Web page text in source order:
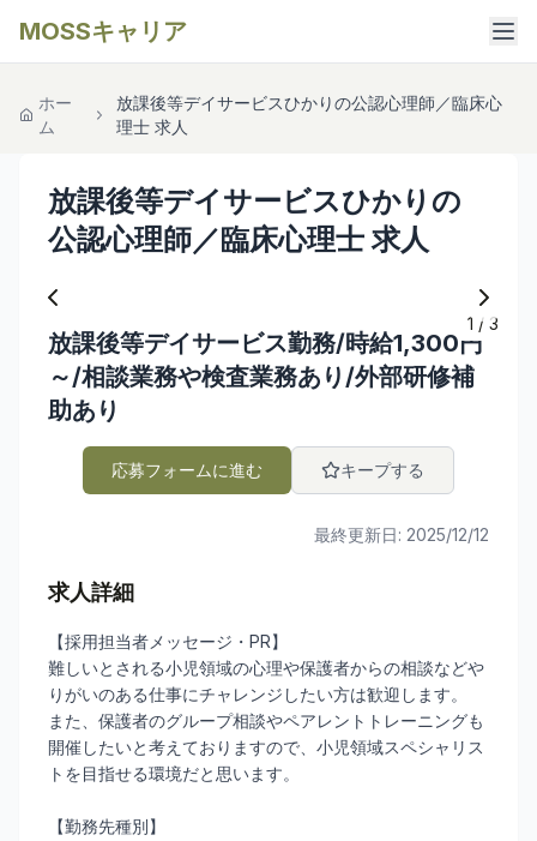
MOSSキャリア
ホー
ム
放課後等デイサービスひかりの公認心理師／臨床心
理士 求人
放課後等デイサービスひかりの
公認心理師／臨床心理士 求人
1 / 3
放課後等デイサービス勤務/時給1,300円
～/相談業務や検査業務あり/外部研修補
助あり
応募フォームに進む キープする
最終更新日: 2025/12/12
求人詳細
【採用担当者メッセージ・PR】
難しいとされる小児領域の心理や保護者からの相談などや
りがいのある仕事にチャレンジしたい方は歓迎します。
また、保護者のグループ相談やペアレントトレーニングも
開催したいと考えておりますので、小児領域スペシャリス
トを目指せる環境だと思います。
【勤務先種別】